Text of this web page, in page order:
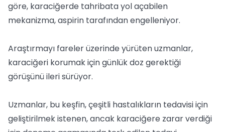
göre, karaciğerde tahribata yol açabilen
mekanizma, aspirin tarafından engelleniyor.
Araştırmayı fareler üzerinde yürüten uzmanlar,
karaciğeri korumak için günlük doz gerektiği
görüşünü ileri sürüyor.
Uzmanlar, bu keşfin, çeşitli hastalıkların tedavisi için
geliştirilmek istenen, ancak karaciğere zarar verdiği